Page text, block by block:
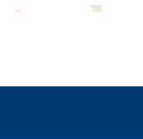
究部